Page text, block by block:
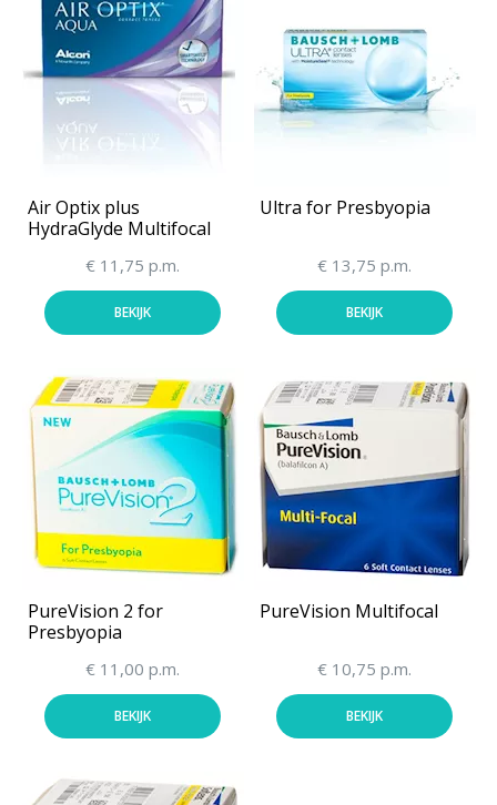
Air Optix plus
HydraGlyde Multifocal
€ 11,75 p.m.
BEKIJK
Ultra for Presbyopia
€ 13,75 p.m.
BEKIJK
PureVision 2 for
Presbyopia
€ 11,00 p.m.
BEKIJK
PureVision Multifocal
€ 10,75 p.m.
BEKIJK